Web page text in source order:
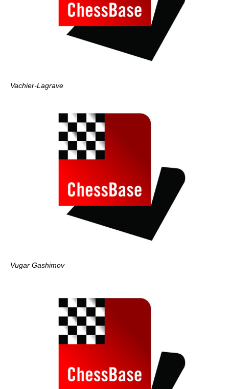
Vachier-Lagrave
Vugar Gashimov